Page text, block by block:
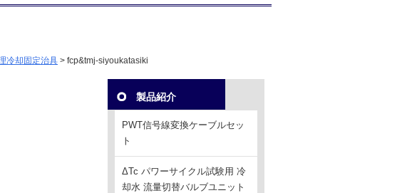
冷却固定治具 > fcp&tmj-siyoukatasiki
製品紹介
PWT信号線変換ケーブルセッ
ト
ΔTc パワーサイクル試験用 冷
却水 流量切替バルブユニット